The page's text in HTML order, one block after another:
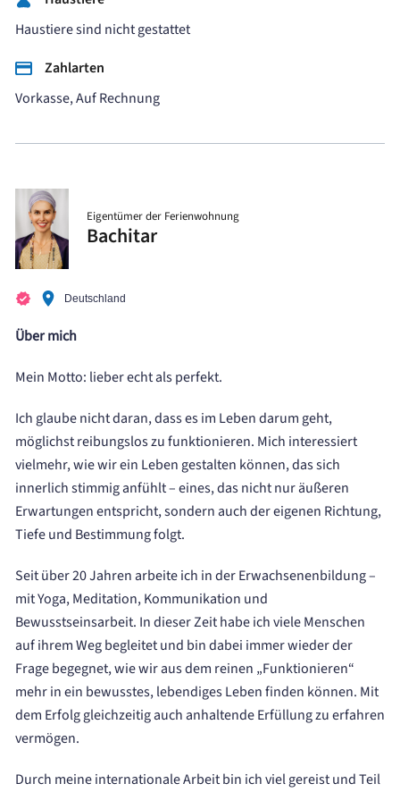
Haustiere sind nicht gestattet
Zahlarten
Vorkasse, Auf Rechnung
Eigentümer der Ferienwohnung
Bachitar
Deutschland
Über mich
Mein Motto: lieber echt als perfekt.
Ich glaube nicht daran, dass es im Leben darum geht,
möglichst reibungslos zu funktionieren. Mich interessiert
vielmehr, wie wir ein Leben gestalten können, das sich
innerlich stimmig anfühlt – eines, das nicht nur äußeren
Erwartungen entspricht, sondern auch der eigenen Richtung,
Tiefe und Bestimmung folgt.
Seit über 20 Jahren arbeite ich in der Erwachsenenbildung –
mit Yoga, Meditation, Kommunikation und
Bewusstseinsarbeit. In dieser Zeit habe ich viele Menschen
auf ihrem Weg begleitet und bin dabei immer wieder der
Frage begegnet, wie wir aus dem reinen „Funktionieren“
mehr in ein bewusstes, lebendiges Leben finden können. Mit
dem Erfolg gleichzeitig auch anhaltende Erfüllung zu erfahren
vermögen.
Durch meine internationale Arbeit bin ich viel gereist und Teil